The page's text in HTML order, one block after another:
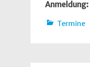
Anmeldung:
Termine